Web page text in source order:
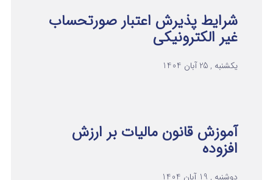
شرایط پذیرش اعتبار صورتحساب
غیر الکترونیکی
یکشنبه , 25 آبان 1404
آموزش قانون مالیات بر ارزش
افزوده
دوشنبه , 19 آبان 1404